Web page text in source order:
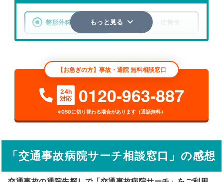
整形外科 整骨院・接骨院
検索する
詳細条件で絞り込む
その他の検索方法
駅から探す 院名から探す
もっと見る
【お急ぎの方】事故・通院 無料相談窓口
24h
対応
0120-963-887
※050に切り替わる場合があります（通話無料）
「交通事故病院サーチ相談窓口」の感想